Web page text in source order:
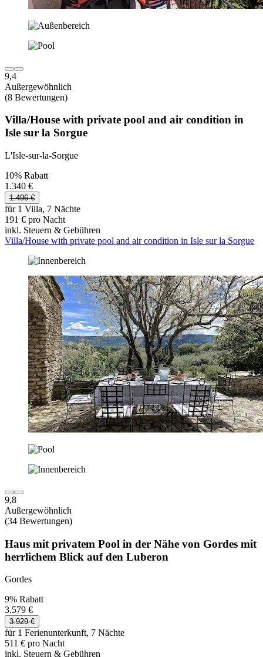
9,4
Außergewöhnlich
(8 Bewertungen)
Villa/House with private pool and air condition in
Isle sur la Sorgue
L'Isle-sur-la-Sorgue
10% Rabatt
1.340 €
1.496 €
für 1 Villa, 7 Nächte
191 € pro Nacht
inkl. Steuern & Gebühren
Villa/House with private pool and air condition in Isle sur la Sorgue
9,8
Außergewöhnlich
(34 Bewertungen)
Haus mit privatem Pool in der Nähe von Gordes mit
herrlichem Blick auf den Luberon
Gordes
9% Rabatt
3.579 €
3.929 €
für 1 Ferienunterkunft, 7 Nächte
511 € pro Nacht
inkl. Steuern & Gebühren